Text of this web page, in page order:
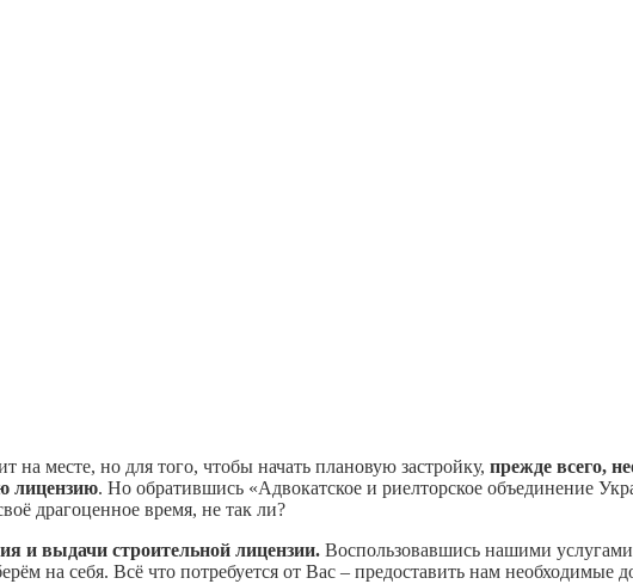
на месте, но для того, чтобы начать плановую застройку, прежде всего,
лицензию. Но обратившись «Адвокатское и риелторское объединение
драгоценное время, не так ли?
и выдачи строительной лицензии. Воспользовавшись нашими
на себя. Всё что потребуется от Вас – предоставить нам необходимые